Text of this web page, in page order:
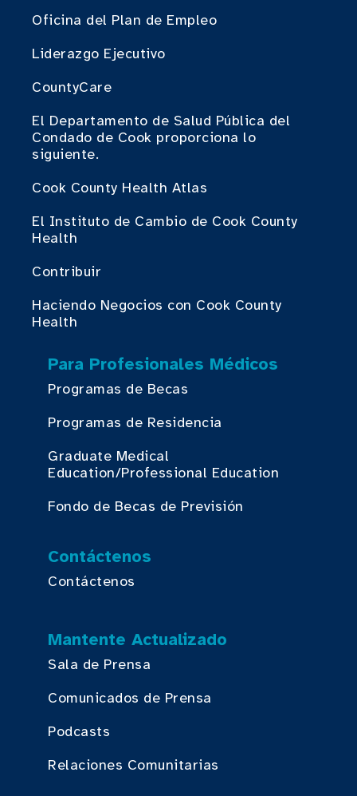
Oficina del Plan de Empleo
Liderazgo Ejecutivo
CountyCare
El Departamento de Salud Pública del
Condado de Cook proporciona lo
siguiente.
Cook County Health Atlas
El Instituto de Cambio de Cook County
Health
Contribuir
Haciendo Negocios con Cook County
Health
Para Profesionales Médicos
Programas de Becas
Programas de Residencia
Graduate Medical
Education/Professional Education
Fondo de Becas de Previsión
Contáctenos
Contáctenos
Mantente Actualizado
Sala de Prensa
Comunicados de Prensa
Podcasts
Relaciones Comunitarias